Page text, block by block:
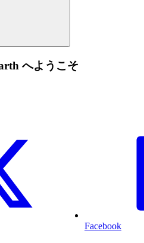
へようこそ
Facebook